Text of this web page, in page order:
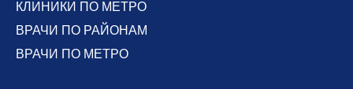
КЛИНИКИ ПО МЕТРО
ВРАЧИ ПО РАЙОНАМ
ВРАЧИ ПО МЕТРО